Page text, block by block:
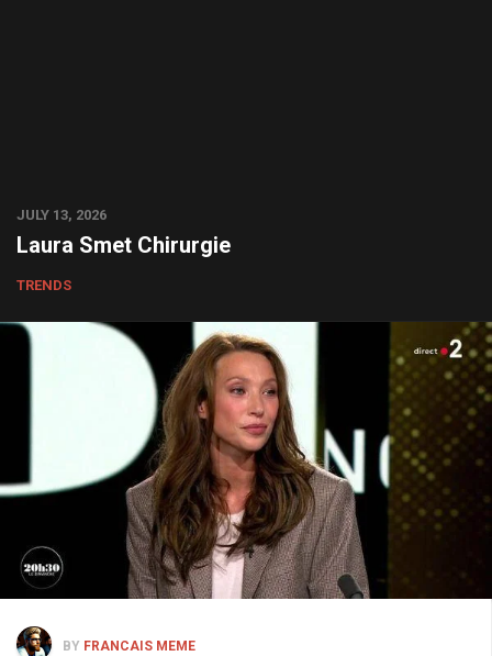
JULY 13, 2026
Laura Smet Chirurgie
TRENDS
BY FRANCAIS MEME